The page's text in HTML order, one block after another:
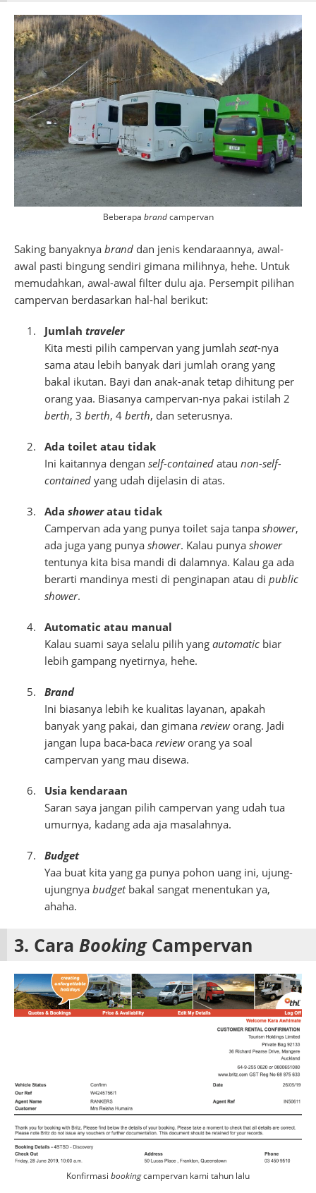
Beberapa brandcampervan
Saking banyaknya brand dan jenis kendaraannya, awal-
awal pasti bingung sendiri gimana milihnya, hehe. Untuk
memudahkan, awal-awal filter dulu aja. Persempit pilihan
campervan berdasarkan hal-hal berikut:
Jumlah traveler
Kita mesti pilih campervan yang jumlah seat-nya
sama atau lebih banyak dari jumlah orang yang
bakal ikutan. Bayi dan anak-anak tetap dihitung per
orang yaa. Biasanya campervan-nya pakai istilah 2
berth, 3 berth, 4 berth, dan seterusnya.
Ada toilet atau tidak
Ini kaitannya dengan self-contained atau non-self-
contained yang udah dijelasin di atas.
Ada showeratau tidak
Campervan ada yang punya toilet saja tanpa shower,
ada juga yang punya shower. Kalau punya shower
tentunya kita bisa mandi di dalamnya. Kalau ga ada
berarti mandinya mesti di penginapan atau di public
shower.
Automatic atau manual
Kalau suami saya selalu pilih yang automatic biar
lebih gampang nyetirnya, hehe.
Brand
Ini biasanya lebih ke kualitas layanan, apakah
banyak yang pakai, dan gimana review orang. Jadi
jangan lupa baca-baca review orang ya soal
campervan yang mau disewa.
Usia kendaraan
Saran saya jangan pilih campervan yang udah tua
umurnya, kadang ada aja masalahnya.
Budget
Yaa buat kita yang ga punya pohon uang ini, ujung-
ujungnya budgetbakal sangat menentukan ya,
ahaha.
3. Cara BookingCampervan
Konfirmasi bookingcampervan kami tahun lalu